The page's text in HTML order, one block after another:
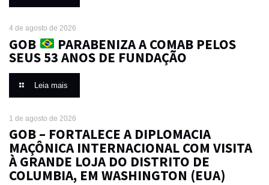
4 de agosto de 2026
GOB PARABENIZA A COMAB PELOS
SEUS 53 ANOS DE FUNDAÇÃO
Leia mais
1 de agosto de 2026
GOB – FORTALECE A DIPLOMACIA
MAÇÔNICA INTERNACIONAL COM VISITA
À GRANDE LOJA DO DISTRITO DE
COLUMBIA, EM WASHINGTON (EUA)